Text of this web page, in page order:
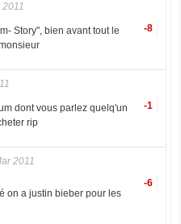
-8
Story", bien avant tout le
-1
dont vous parlez quelq'un
rip
2011
-6
on a justin bieber pour les